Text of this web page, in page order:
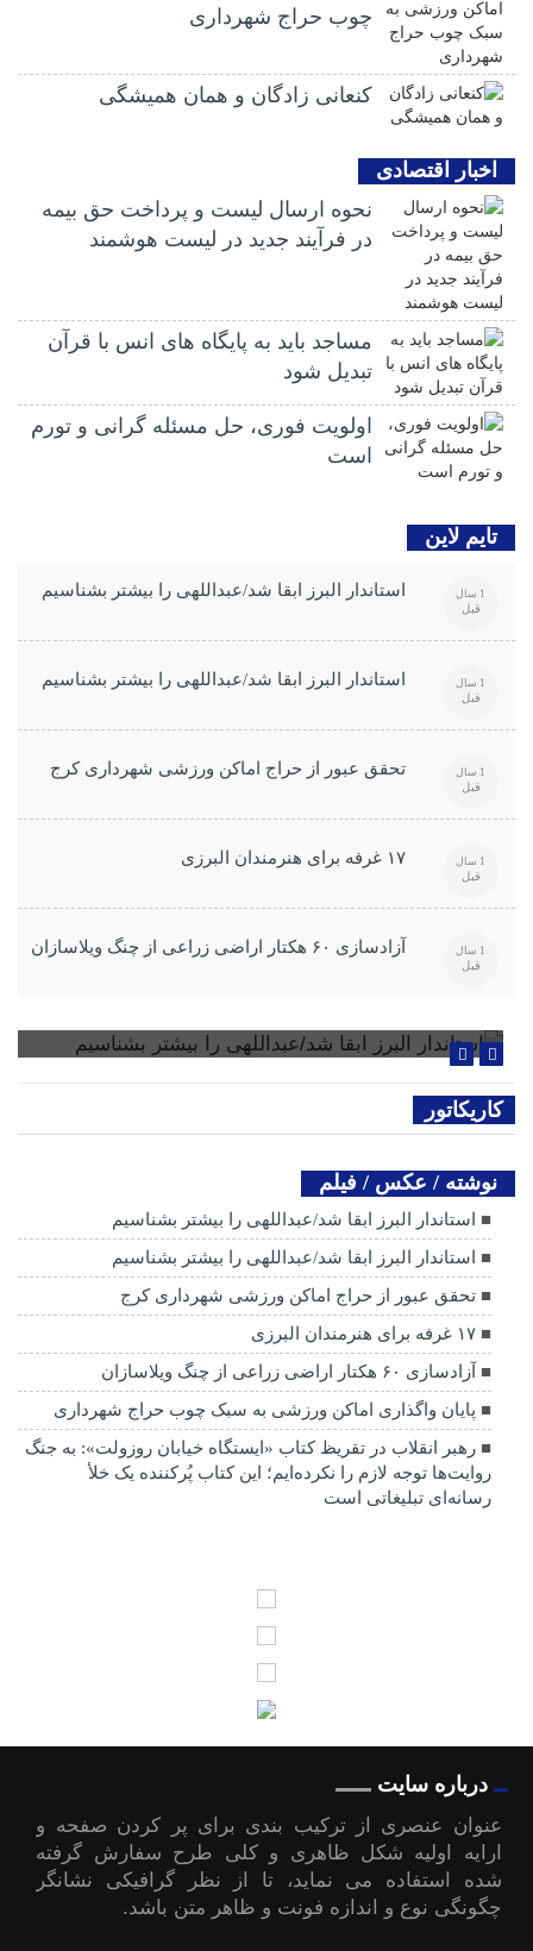
چوب حراج شهرداری
کنعانی زادگان و همان همیشگی
اخبار اقتصادی
نحوه ارسال لیست و پرداخت حق بیمه
در فرآیند جدید در لیست هوشمند
مساجد باید به پایگاه های انس با قرآن
تبدیل شود
اولویت فوری، حل مسئله گرانی و تورم
است
تایم لاین
استاندار البرز ابقا شد/عبداللهی را بیشتر بشناسیم 1 سال
قبل
استاندار البرز ابقا شد/عبداللهی را بیشتر بشناسیم 1 سال
قبل
تحقق عبور از حراج اماکن ورزشی شهرداری کرج 1 سال
قبل
۱۷ غرفه برای هنرمندان البرزی 1 سال
قبل
آزادسازی ۶۰ هکتار اراضی زراعی از چنگ ویلاسازان 1 سال
قبل
کاریکاتور
نوشته / عکس / فیلم
استاندار البرز ابقا شد/عبداللهی را بیشتر بشناسیم
استاندار البرز ابقا شد/عبداللهی را بیشتر بشناسیم
تحقق عبور از حراج اماکن ورزشی شهرداری کرج
۱۷ غرفه برای هنرمندان البرزی
آزادسازی ۶۰ هکتار اراضی زراعی از چنگ ویلاسازان
پایان واگذاری اماکن ورزشی به سبک چوب حراج شهرداری
رهبر انقلاب در تقریظ کتاب «ایستگاه خیابان روزولت»: به جنگ
روایت‌ها توجه لازم را نکرده‌ایم؛ این کتاب پُرکننده‌ یک خلأ
رسانه‌ای تبلیغاتی است
درباره سایت
عنوان عنصری از ترکیب بندی برای پر کردن صفحه و
ارایه اولیه شکل ظاهری و کلی طرح سفارش گرفته
شده استفاده می نماید، تا از نظر گرافیکی نشانگر
چگونگی نوع و اندازه فونت و ظاهر متن باشد.